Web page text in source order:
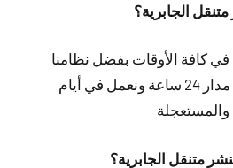
الجابرية؟
في كافة الأوقات بفضل نظامنا
وجود دوريات تعمل على مدار 24 ساعة ونعمل في أيام
والمستعجلة
متنقل الجابرية؟